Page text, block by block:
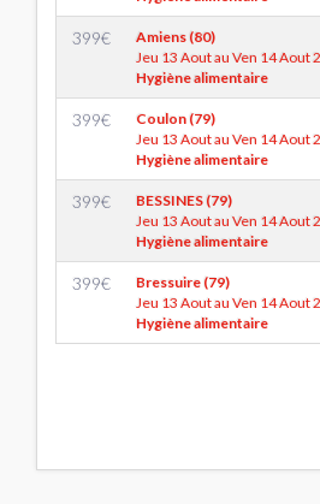
399€
Amiens (80)
Jeu 13 Aout au Ven 14 Aout
Hygiène alimentaire
399€
Coulon (79)
Jeu 13 Aout au Ven 14 Aout
Hygiène alimentaire
399€
BESSINES (79)
Jeu 13 Aout au Ven 14 Aout
Hygiène alimentaire
399€
Bressuire (79)
Jeu 13 Aout au Ven 14 Aout
Hygiène alimentaire